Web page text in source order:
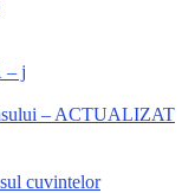
– j
– ACTUALIZAT
cuvintelor